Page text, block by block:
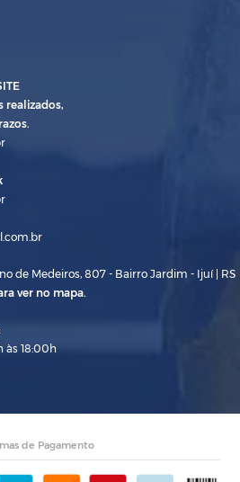
realizados,
de Medeiros, 807 - Bairro Jardim - Ijuí | RS
ver no mapa.
às 18:00h
de Pagamento